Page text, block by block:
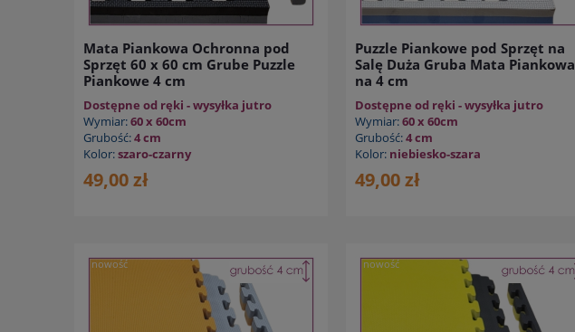
Mata Piankowa Ochronna pod
Sprzęt 60 x 60 cm Grube Puzzle
Piankowe 4 cm
Dostępne od ręki - wysyłka jutro
Wymiar:60 x 60cm
Grubość:4 cm
Kolor:szaro-czarny
49,00 zł
Puzzle Piankowe pod Sprzęt na
Salę Duża Gruba Mata Piankowa
na 4 cm
Dostępne od ręki - wysyłka jutro
Wymiar:60 x 60cm
Grubość:4 cm
Kolor: niebiesko-szara
49,00 zł
nowość nowość